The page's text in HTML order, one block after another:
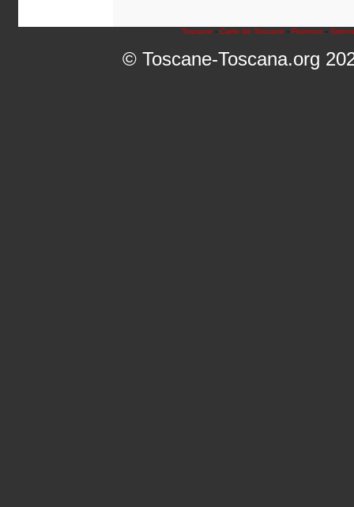
Toscane - Carte de Toscane - Florence -
© Toscane-Toscana.org